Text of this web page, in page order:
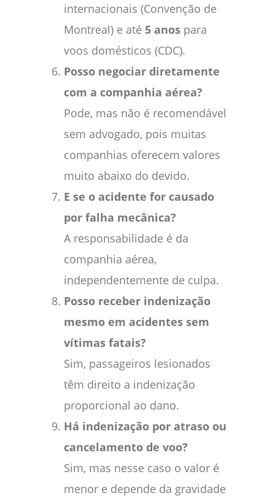
internacionais (Convenção de
Montreal) e até 5 anos para
voos domésticos (CDC).
Posso negociar diretamente
com a companhia aérea?
Pode, mas não é recomendável
sem advogado, pois muitas
companhias oferecem valores
muito abaixo do devido.
E se o acidente for causado
por falha mecânica?
A responsabilidade é da
companhia aérea,
independentemente de culpa.
Posso receber indenização
mesmo em acidentes sem
vítimas fatais?
Sim, passageiros lesionados
têm direito a indenização
proporcional ao dano.
Há indenização por atraso ou
cancelamento de voo?
Sim, mas nesse caso o valor é
menor e depende da gravidade